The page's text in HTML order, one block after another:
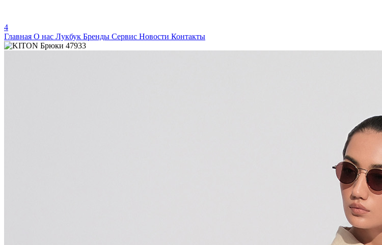
4
Главная О нас Лукбук Бренды Сервис Новости Контакты